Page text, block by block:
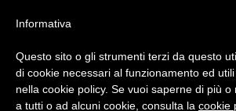
Informativa
Questo sito o gli strumenti terzi da questo
di cookie necessari al funzionamento ed
nella cookie policy. Se vuoi saperne di più
a tutti o ad alcuni cookie, consulta la cookie